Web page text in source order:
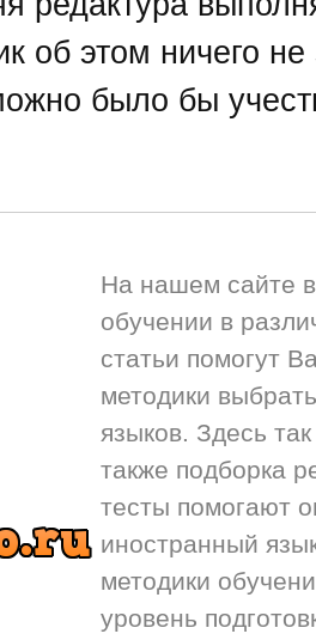
об этом ничего
было бы
На нашем сайте
обучении в
статьи помогут
методики
языков. Здесь
также подборка
тесты помогают
иностранный
методики
уровень